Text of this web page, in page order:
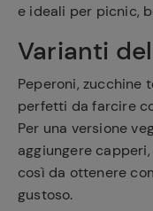
e ideali per picnic,
Varianti
Peperoni, zucchine
perfetti da farcire
Per una versione
aggiungere
così da ottenere
gustoso.